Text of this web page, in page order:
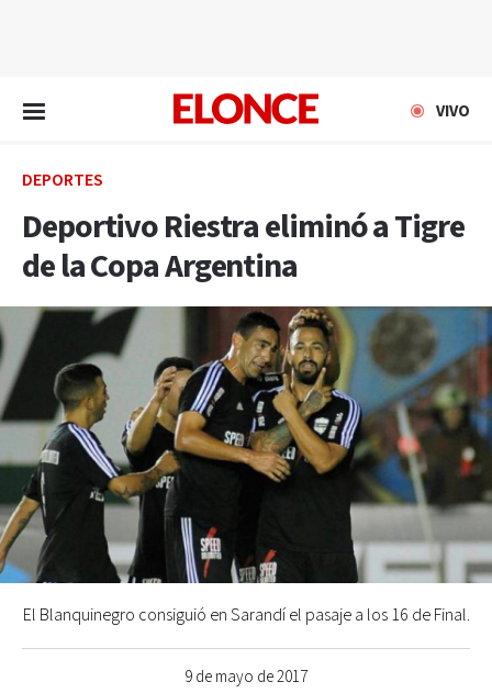
VIVO
DEPORTES
Deportivo Riestra eliminó a Tigre
de la Copa Argentina
9 de mayo de 2017
El Blanquinegro consiguió en Sarandí el pasaje a los 16 de Final.